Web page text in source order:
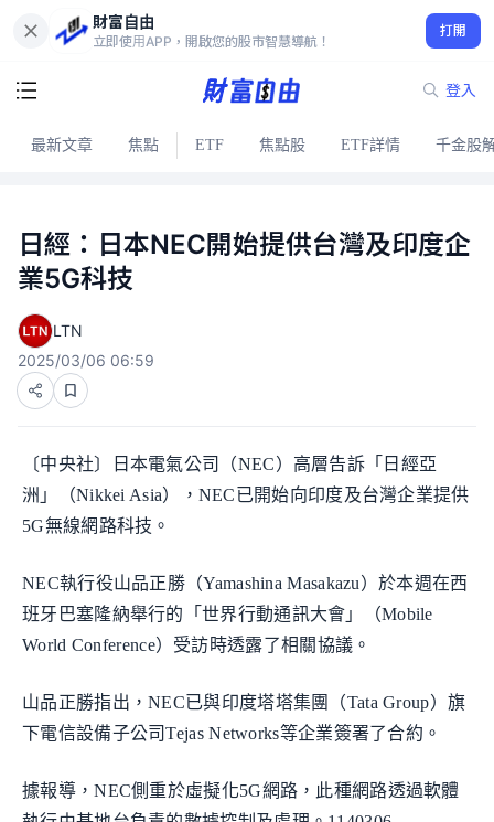
財富自由
立即使用APP，開啟您的股市智慧導航！
打開
登入
最新文章 焦點 ETF 焦點股 ETF詳情 千金股
日經：日本NEC開始提供台灣及印度企
業5G科技
LTN
2025/03/06 06:59
〔中央社〕日本電氣公司（NEC）高層告訴「日經亞
洲」（Nikkei Asia），NEC已開始向印度及台灣企業提供
5G無線網路科技。
NEC執行役山品正勝（Yamashina Masakazu）於本週在西
班牙巴塞隆納舉行的「世界行動通訊大會」（Mobile
World Conference）受訪時透露了相關協議。
山品正勝指出，NEC已與印度塔塔集團（Tata Group）旗
下電信設備子公司Tejas Networks等企業簽署了合約。
據報導，NEC側重於虛擬化5G網路，此種網路透過軟體